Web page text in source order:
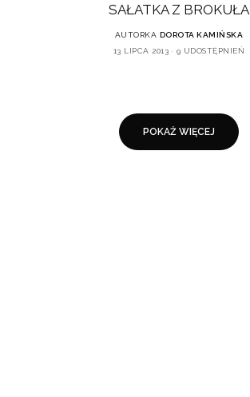
SAŁATKA Z BROKUŁA
AUTORKA DOROTA KAMIŃSKA
13 LIPCA 2013
9 UDOSTĘPNIEŃ
POKAŻ WIĘCEJ